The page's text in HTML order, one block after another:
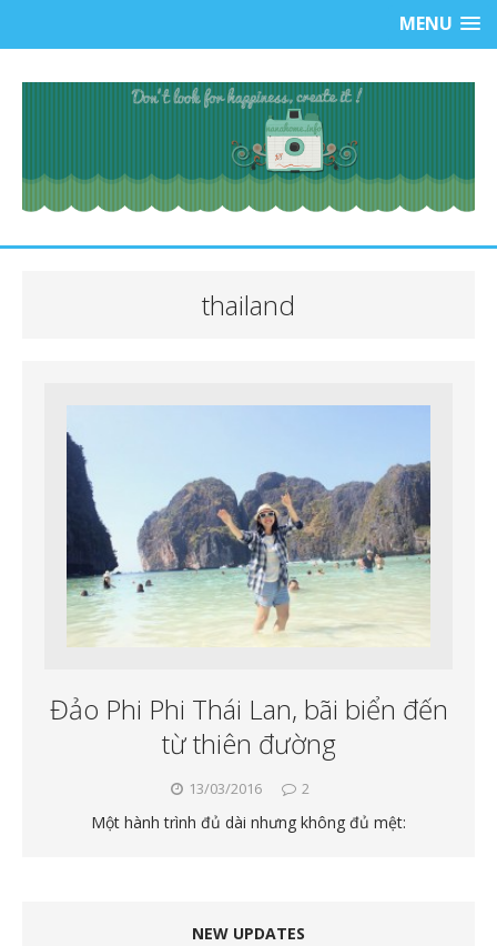
MENU
thailand
Đảo Phi Phi Thái Lan, bãi biển đến
từ thiên đường
13/03/2016 2
Một hành trình đủ dài nhưng không đủ mệt:
NEW UPDATES